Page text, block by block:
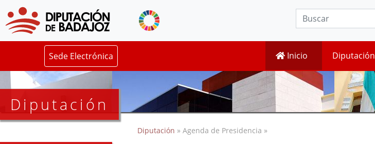
Sede Electrónica Inicio Diputación
Diputación
Diputación » Agenda de Presidencia »